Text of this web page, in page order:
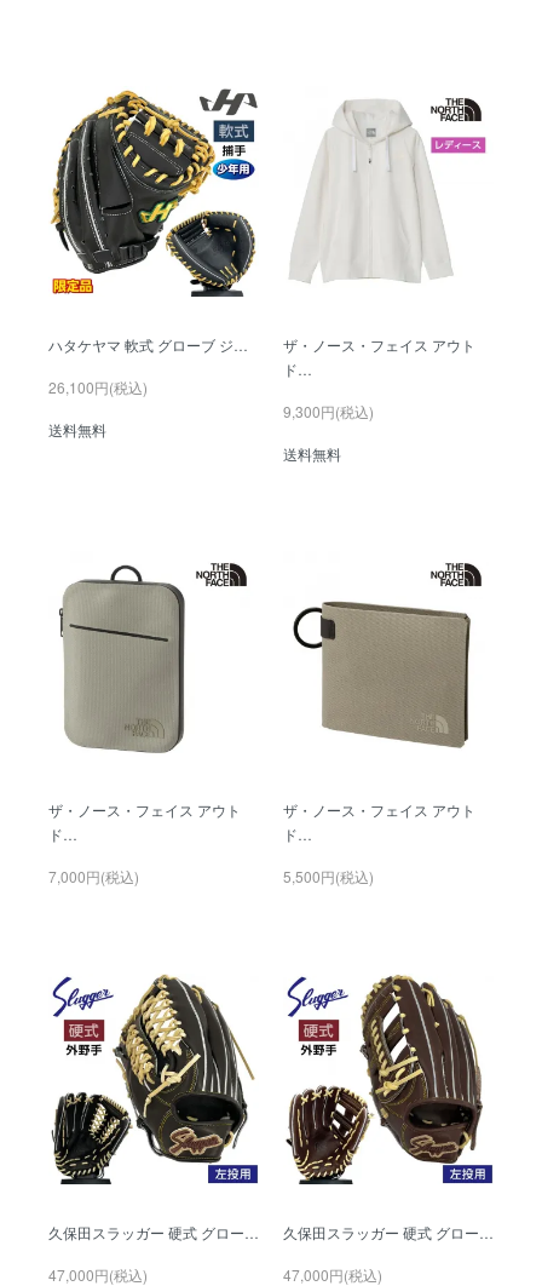
ハタケヤマ 軟式 グローブ ジ…
26,100円(税込)
送料無料
ザ・ノース・フェイス アウト
ド…
9,300円(税込)
送料無料
ザ・ノース・フェイス アウト
ド…
7,000円(税込)
ザ・ノース・フェイス アウト
ド…
5,500円(税込)
久保田スラッガー 硬式 グロー…
47,000円(税込)
久保田スラッガー 硬式 グロー…
47,000円(税込)